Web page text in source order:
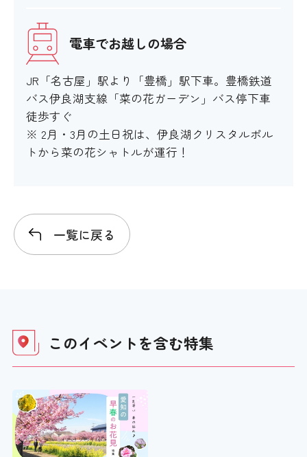
電車でお越しの場合
JR「名古屋」駅より「豊橋」駅下車。豊橋鉄道
バス伊良湖支線「菜の花ガーデン」バス停下車
徒歩すぐ
※ 2月・3月の土日祝は、伊良湖クリスタルポル
トから菜の花シャトルが運行！
一覧に戻る
このイベントを含む特集